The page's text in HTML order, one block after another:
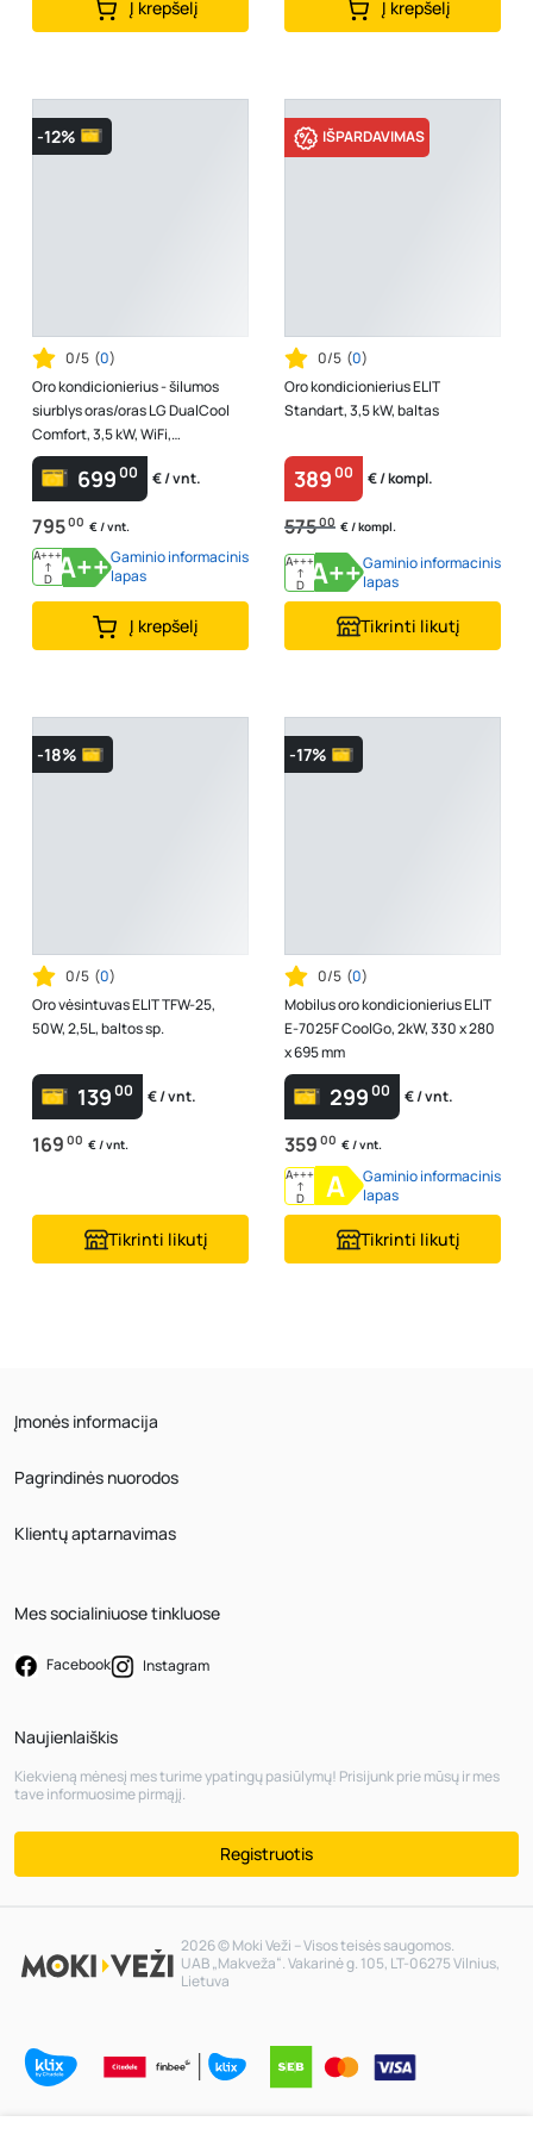
Į krepšelį Į krepšelį
-12%
0/5 (0)
Oro kondicionierius - šilumos
siurblys oras/oras LG DualCool
Comfort, 3,5 kW, WiFi,
inverterinis, baltos sp.
69900 € / vnt.
79500 € / vnt.
A+++
↑
D A++Gaminio informacinis
lapas
Į krepšelį
IŠPARDAVIMAS
0/5 (0)
Oro kondicionierius ELIT
Standart, 3,5 kW, baltas
38900 € / kompl.
57500 € / kompl.
A+++
↑
D A++Gaminio informacinis
lapas
Tikrinti likutį
-18%
0/5 (0)
Oro vėsintuvas ELIT TFW-25,
50W, 2,5L, baltos sp.
13900 € / vnt.
169 00 € / vnt.
Tikrinti likutį
-17%
0/5 (0)
Mobilus oro kondicionierius ELIT
E-7025F CoolGo, 2kW, 330 x 280
x 695 mm
29900 € / vnt.
359 00 € / vnt.
A+++
↑
D A
Gaminio informacinis
lapas
Tikrinti likutį
Įmonės informacija
Pagrindinės nuorodos
Klientų aptarnavimas
Mes socialiniuose tinkluose
Facebook Instagram
Naujienlaiškis
Kiekvieną mėnesį mes turime ypatingų pasiūlymų! Prisijunk prie mūsų ir mes
tave informuosime pirmąjį.
Registruotis
2026 © Moki Veži – Visos teisės saugomos.
UAB „Makveža“. Vakarinė g. 105, LT-06275 Vilnius,
Lietuva